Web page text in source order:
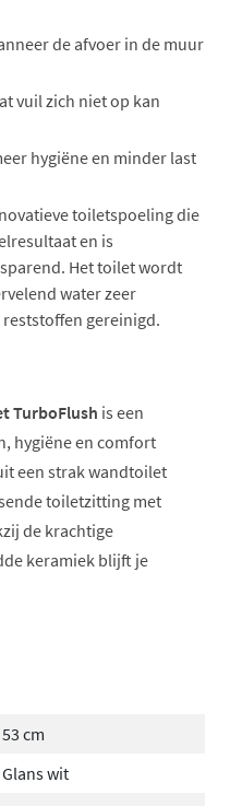
de afvoer in de muur
vuil zich niet op kan
hygiëne en minder last
toiletspoeling die
en is
Het toilet wordt
water zeer
gereinigd.
TurboFlush is een
hygiëne en comfort
een strak wandtoilet
toiletzitting met
de krachtige
keramiek blijft je
hygiëne
QuickRelease
mat wit
53 cm
Glans wit